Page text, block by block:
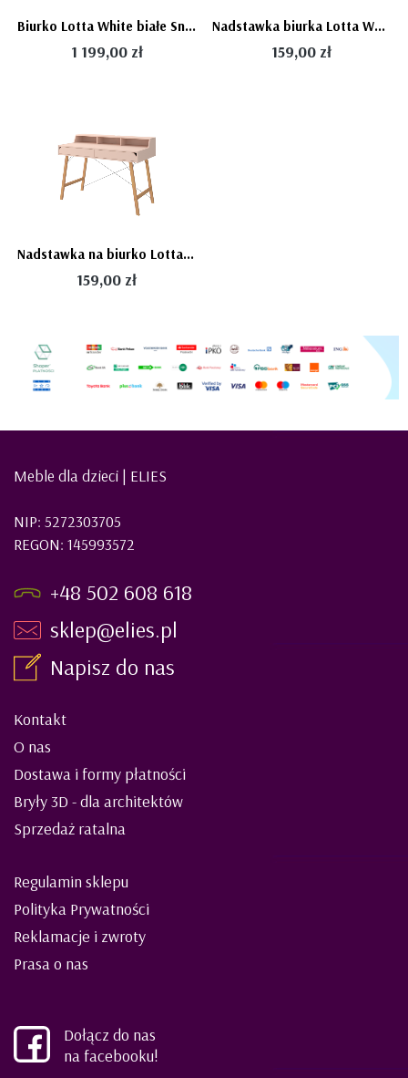
Biurko Lotta White białe Snow - Bellamy
1 199,00 zł
Nadstawka biurka Lotta White białe Snow - Bellamy - dostawa gratis
159,00 zł
Nadstawka na biurko Lotta, jasnoróżowa Sunset - Bellamy - dostawa gratis
159,00 zł
Meble dla dzieci | ELIES
NIP: 5272303705
REGON: 145993572
+48 502 608 618
sklep@elies.pl
Napisz do nas
Kontakt
O nas
Dostawa i formy płatności
Bryły 3D - dla architektów
Sprzedaż ratalna
Regulamin sklepu
Polityka Prywatności
Reklamacje i zwroty
Prasa o nas
Dołącz do nas
na facebooku!